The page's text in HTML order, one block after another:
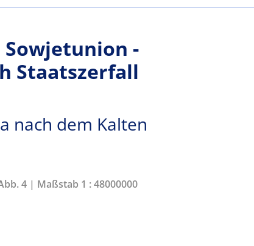
-
Staatszerfall
nach dem Kalten
4 | Maßstab 1 : 48000000